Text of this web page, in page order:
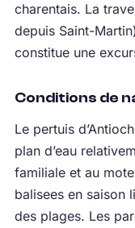
charentais. La
depuis Saint-
constitue une
Conditions de
Le pertuis
plan d’eau
familiale et au
balisees en saison
des plages. Les